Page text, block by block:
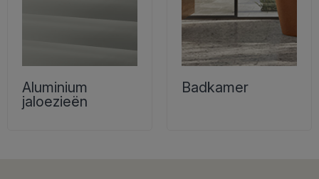
Aluminium
jaloezieën
Badkamer